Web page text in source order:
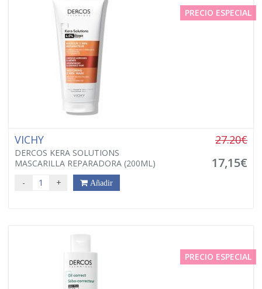
PRECIO ESPECIAL
VICHY
DERCOS KERA SOLUTIONS
MASCARILLA REPARADORA (200ML)
27.20€
17,15€
- + Añadir
PRECIO ESPECIAL